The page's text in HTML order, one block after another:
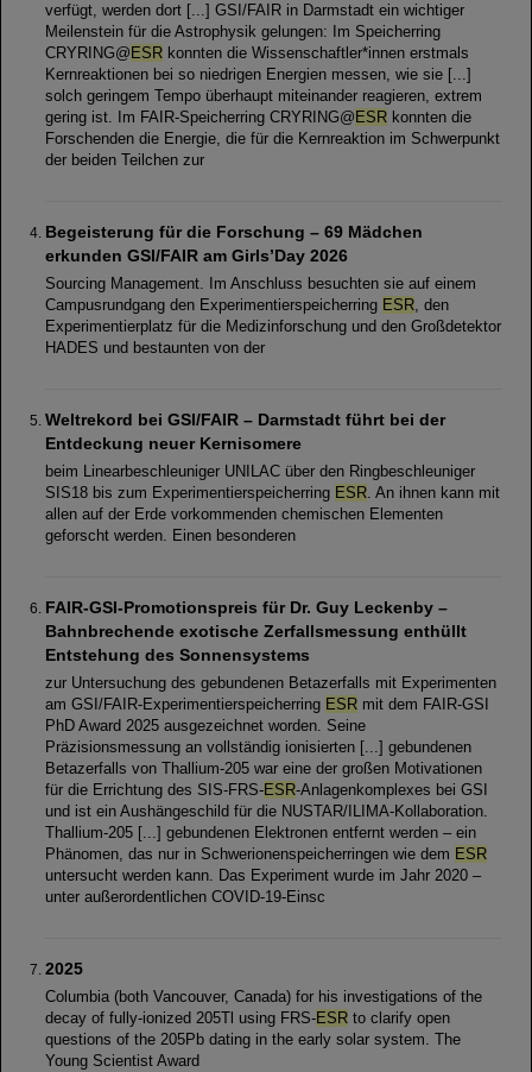
verfügt, werden dort [...] GSI/FAIR in Darmstadt ein wichtiger
Meilenstein für die Astrophysik gelungen: Im Speicherring
CRYRING@ ESR konnten die Wissenschaftler*innen erstmals
Kernreaktionen bei so niedrigen Energien messen, wie sie [...]
solch geringem Tempo überhaupt miteinander reagieren, extrem
gering ist. Im FAIR-Speicherring CRYRING@ ESR konnten die
Forschenden die Energie, die für die Kernreaktion im Schwerpunkt
der beiden Teilchen zur
Begeisterung für die Forschung – 69 Mädchen
erkunden GSI/FAIR am Girls’Day 2026
Sourcing Management. Im Anschluss besuchten sie auf einem
Campusrundgang den Experimentierspeicherring ESR, den
Experimentierplatz für die Medizinforschung und den Großdetektor
HADES und bestaunten von der
Weltrekord bei GSI/FAIR – Darmstadt führt bei der
Entdeckung neuer Kernisomere
beim Linearbeschleuniger UNILAC über den Ringbeschleuniger
SIS18 bis zum Experimentierspeicherring ESR. An ihnen kann mit
allen auf der Erde vorkommenden chemischen Elementen
geforscht werden. Einen besonderen
FAIR-GSI-Promotionspreis für Dr. Guy Leckenby –
Bahnbrechende exotische Zerfallsmessung enthüllt
Entstehung des Sonnensystems
zur Untersuchung des gebundenen Betazerfalls mit Experimenten
am GSI/FAIR-Experimentierspeicherring ESR mit dem FAIR-GSI
PhD Award 2025 ausgezeichnet worden. Seine
Präzisionsmessung an vollständig ionisierten [...] gebundenen
Betazerfalls von Thallium-205 war eine der großen Motivationen
für die Errichtung des SIS-FRS-ESR-Anlagenkomplexes bei GSI
und ist ein Aushängeschild für die NUSTAR/ILIMA-Kollaboration.
Thallium-205 [...] gebundenen Elektronen entfernt werden – ein
Phänomen, das nur in Schwerionenspeicherringen wie dem ESR
untersucht werden kann. Das Experiment wurde im Jahr 2020 –
unter außerordentlichen COVID-19-Einsc
2025
Columbia (both Vancouver, Canada) for his investigations of the
decay of fully-ionized 205Tl using FRS-ESR to clarify open
questions of the 205Pb dating in the early solar system. The
Young Scientist Award